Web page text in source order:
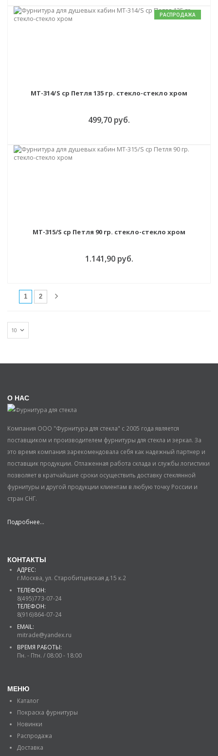
РАСПРОДАЖА
MT-314/S cp Петля 135 гр. стекло-стекло хром
499,70 руб.
MT-315/S cp Петля 90 гр. стекло-стекло хром
1.141,90 руб.
1(current)
2
О НАС
Компания ООО "Фурнитура для стекла" с 2005 года является
поставщиком и производителем фурнитуры для стекла и зеркал. За
это время компания зарекомендовала себя как надежный партнер и
поставщик продукции. Отлаженная работа склада и службы логистики
позволяет в кратчайшие сроки осуществить доставку стеклянной
фурнитуры и другой продукции клиентам в любую точку России и
стран СНГ.
Подробнее...
КОНТАКТЫ
АДРЕС:
г.Москва, ул. Старобитцевская д.15 к.2
ТЕЛЕФОН:
8(495)773-07-24
ТЕЛЕФОН:
8(916)864-07-24
EMAIL:
mitrade@yandex.ru
ВРЕМЯ РАБОТЫ:
Пн. - Птн. / 08:00 - 18:00
МЕНЮ
Каталог
Покраска фурнитуры
Новинки
Распродажа
Доставка